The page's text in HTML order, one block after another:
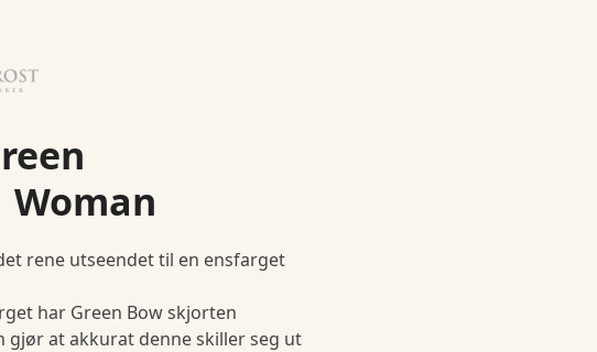
Woman
rene utseendet til en ensfarget
har Green Bow skjorten
gjør at akkurat denne skiller seg ut